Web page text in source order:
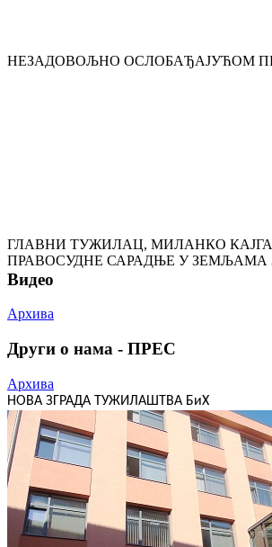
НЕЗАДОВОЉНО ОСЛОБАЂАЈУЋОМ
ГЛАВНИ ТУЖИЛАЦ, МИЛАНКО
ПРАВОСУДНЕ САРАДЊЕ У
Видео
Архива
Други о нама - ПРЕС
Архива
НОВА ЗГРАДА ТУЖИЛАШТВА БиХ